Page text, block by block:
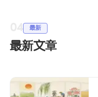
最新
最新文章